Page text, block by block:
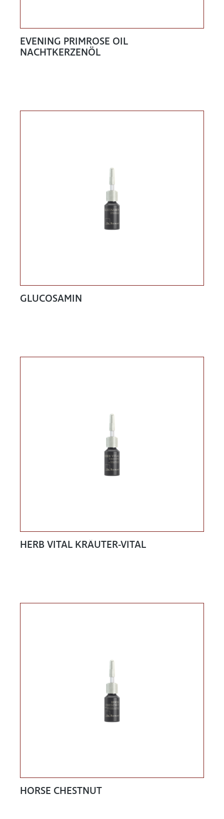
EVENING PRIMROSE OIL
NACHTKERZENÖL
GLUCOSAMIN
HERB VITAL KRÄUTER-VITAL
HORSE CHESTNUT